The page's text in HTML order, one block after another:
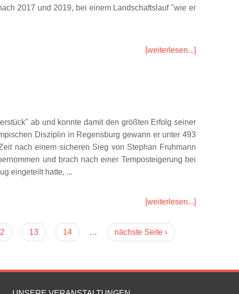
2017 und 2019, bei einem Landschaftslauf "wie er
[weiterlesen...]
ab und konnte damit den größten Erfolg seiner
Disziplin in Regensburg gewann er unter 493
nach einem sicheren Sieg von Stephan Fruhmann
und brach nach einer Temposteigerung bei
eingeteilt hatte, ...
[weiterlesen...]
13 14 … nächste Seite ›